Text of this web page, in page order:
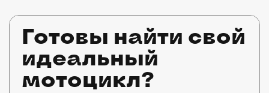
Готовы найти свой
идеальный
мотоцикл?